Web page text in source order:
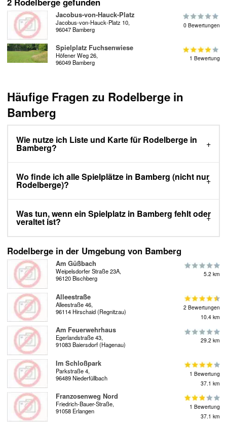
Jacobus-von-Hauck-Platz
Jacobus-von-Hauck-Platz 10,
96047 Bamberg
0 Bewertungen
Spielplatz Fuchsenwiese
Höfener Weg 26,
96049 Bamberg
1 Bewertung
Häufige Fragen zu Rodelberge in
Bamberg
Wie nutze ich Liste und Karte für Rodelberge in
Bamberg?
Wo finde ich alle Spielplätze in Bamberg (nicht nur
Rodelberge)?
Was tun, wenn ein Spielplatz in Bamberg fehlt oder
veraltet ist?
Rodelberge in der Umgebung von Bamberg
Am Güßbach
Weipelsdorfer Straße 23A,
96120 Bischberg
5.2 km
Alleestraße
Alleestraße 46,
96114 Hirschaid (Regnitzau)
2 Bewertungen
10.4 km
Am Feuerwehrhaus
Egerlandstraße 43,
91083 Baiersdorf (Hagenau)
29.2 km
Im Schloßpark
Parkstraße 4,
96489 Niederfüllbach
1 Bewertung
37.1 km
Franzosenweg Nord
Friedrich-Bauer-Straße,
91058 Erlangen
1 Bewertung
37.1 km